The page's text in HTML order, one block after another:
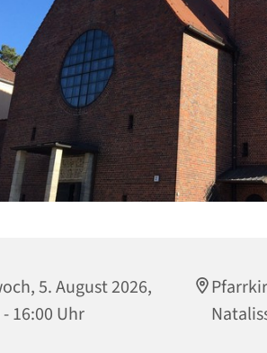
5. August 2026,
16:00 Uhr